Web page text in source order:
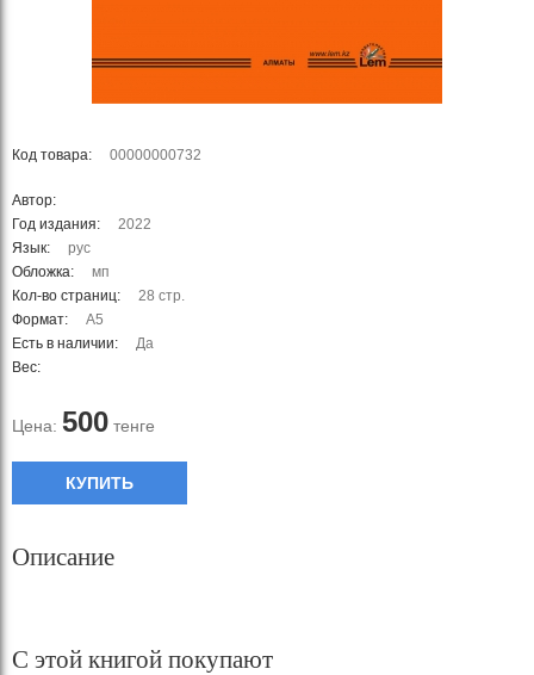
Код товара: 00000000732
Автор:
Год издания:
2022
Язык:
рус
Обложка:
мп
Кол-во страниц:
28 стр.
Формат:
А5
Есть в наличии:
Да
Вес:
Цена: 500 тенге
КУПИТЬ
Описание
С этой книгой покупают